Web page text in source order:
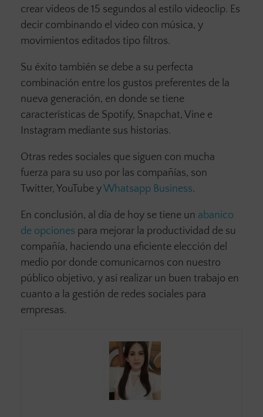
crear videos de 15 segundos al estilo videoclip. Es
decir combinando el video con música, y
movimientos editados tipo filtros.
Su éxito también se debe a su perfecta
combinación entre los gustos preferentes de la
nueva generación, en donde se tiene
características de Spotify, Snapchat, Vine e
Instagram mediante sus historias.
Otras redes sociales que siguen con mucha
fuerza para su uso por las compañías, son
Twitter, YouTube yWhatsapp Business.
En conclusión, al día de hoy se tiene un abanico
de opciones para mejorar la productividad de su
compañía, haciendo una eficiente elección del
medio por donde comunicarnos con nuestro
público objetivo, y así realizar un buen trabajo en
cuanto a la gestión de redes sociales para
empresas.